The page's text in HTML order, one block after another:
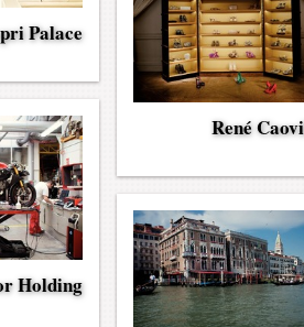
Palace
René
Holding